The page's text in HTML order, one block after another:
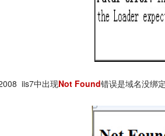
iis7中出现Not Found错误是域名没绑